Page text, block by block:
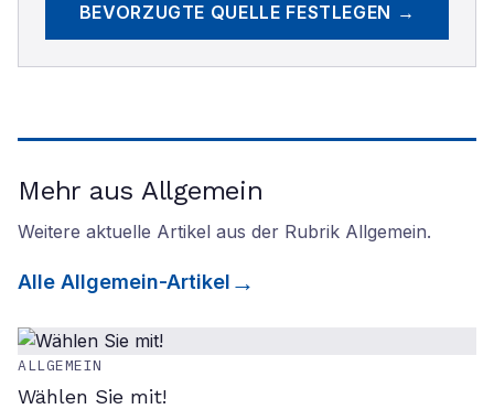
BEVORZUGTE QUELLE FESTLEGEN →
Mehr aus Allgemein
Weitere aktuelle Artikel aus der Rubrik Allgemein.
Alle Allgemein-Artikel
ALLGEMEIN
Wählen Sie mit!